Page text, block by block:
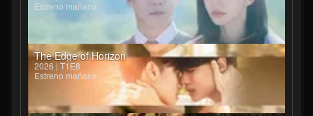
Estreno mañana
The Edge of Horizon
2026 | T1E8
Estreno mañana